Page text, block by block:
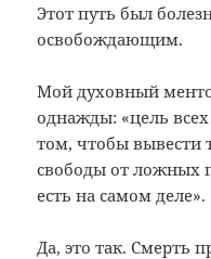
Этот путь был
освобождающим.
Мой духовный
однажды: «цель
том, чтобы вывести
свободы от ложных
есть на самом деле».
Да, это так. Смерть